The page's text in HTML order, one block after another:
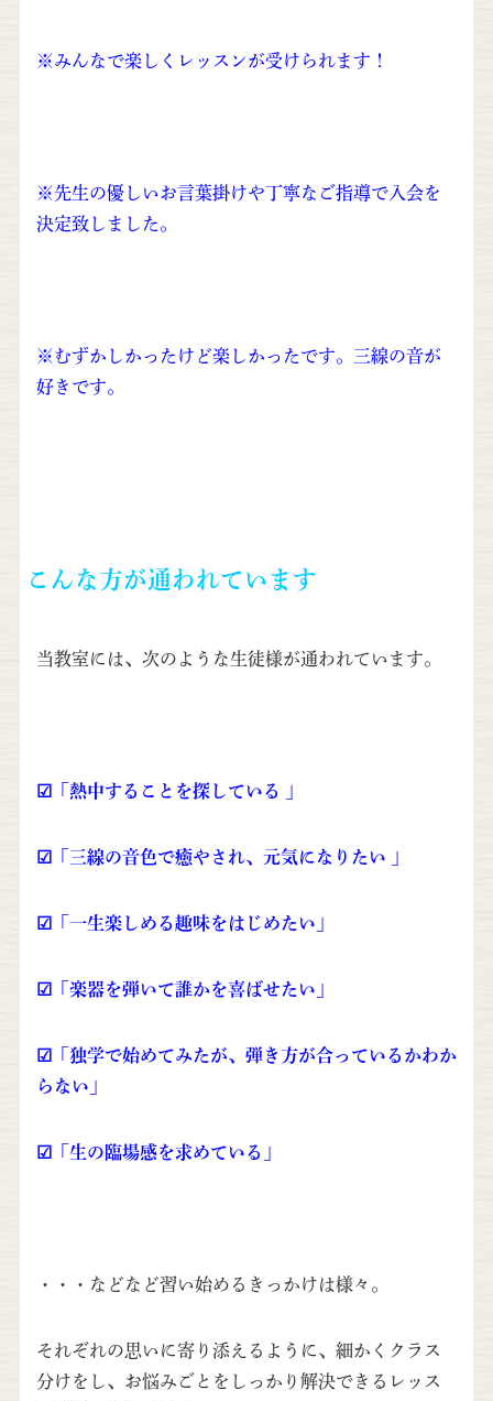
※みんなで楽しくレッスンが受けられます！
※先生の優しいお言葉掛けや丁寧なご指導で入会を
決定致しました。
※むずかしかったけど楽しかったです。三線の音が
好きです。
こんな方が通われています
当教室には、次のような生徒様が通われています。
☑「熱中することを探している 」
☑「三線の音色で癒やされ、元気になりたい 」
☑「一生楽しめる趣味をはじめたい」
☑「楽器を弾いて誰かを喜ばせたい」
☑「独学で始めてみたが、弾き方が合っているかわか
らない」
☑「生の臨場感を求めている」
・・・などなど習い始めるきっかけは様々。
それぞれの思いに寄り添えるように、細かくクラス
分けをし、お悩みごとをしっかり解決できるレッス